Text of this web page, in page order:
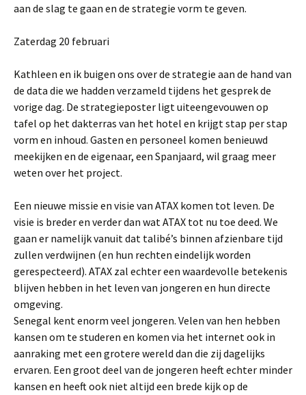
aan de slag te gaan en de strategie vorm te geven.
Zaterdag 20 februari
Kathleen en ik buigen ons over de strategie aan de hand van
de data die we hadden verzameld tijdens het gesprek de
vorige dag. De strategieposter ligt uiteengevouwen op
tafel op het dakterras van het hotel en krijgt stap per stap
vorm en inhoud. Gasten en personeel komen benieuwd
meekijken en de eigenaar, een Spanjaard, wil graag meer
weten over het project.
Een nieuwe missie en visie van ATAX komen tot leven. De
visie is breder en verder dan wat ATAX tot nu toe deed. We
gaan er namelijk vanuit dat talibé’s binnen afzienbare tijd
zullen verdwijnen (en hun rechten eindelijk worden
gerespecteerd). ATAX zal echter een waardevolle betekenis
blijven hebben in het leven van jongeren en hun directe
omgeving.
Senegal kent enorm veel jongeren. Velen van hen hebben
kansen om te studeren en komen via het internet ook in
aanraking met een grotere wereld dan die zij dagelijks
ervaren. Een groot deel van de jongeren heeft echter minder
kansen en heeft ook niet altijd een brede kijk op de